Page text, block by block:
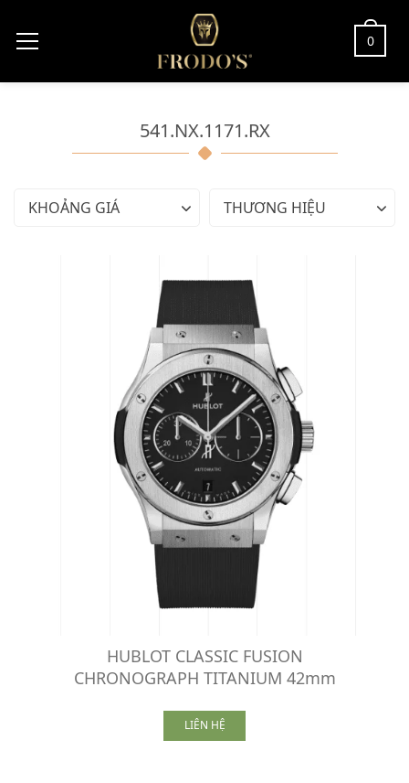
0
541.NX.1171.RX
KHOẢNG GIÁ THƯƠNG HIỆU
HUBLOT CLASSIC FUSION
CHRONOGRAPH TITANIUM 42mm
LIÊN HỆ